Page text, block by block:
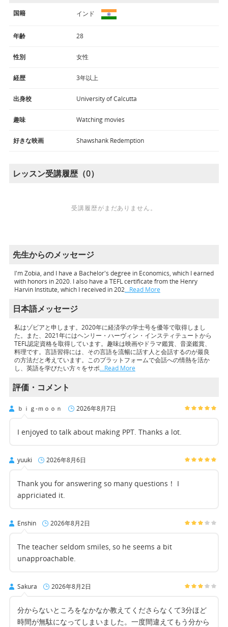
国籍 インド
年齢 28
性別 女性
経歴 3年以上
出身校 University of Calcutta
趣味 Watching movies
好きな映画 Shawshank Redemption
レッスン受講履歴（0）
受講履歴がまだありません。
先生からのメッセージ
I'm Zobia, and I have a Bachelor's degree in Economics, which I earned
with honors in 2020. I also have a TEFL certificate from the Henry
Harvin Institute, which I received in 202…Read More
日本語メッセージ
私はゾビアと申します。2020年に経済学の学士号を優等で取得しまし
た。また、2021年にはヘンリー・ハーヴィン・インスティテュートから
TEFL認定資格を取得しています。趣味は映画やドラマ鑑賞、音楽鑑賞、
料理です。言語習得には、その言語を流暢に話す人と会話するのが最良
の方法だと考えています。このプラットフォームで会話への情熱を活か
し、英語を学びたい方々をサポ…Read More
評価・コメント
ｂｉｇ-ｍｏｏｎ 2026年8月7日
I enjoyed to talk about making PPT. Thanks a lot.
yuuki 2026年8月6日
Thank you for answering so many questions！ I
appriciated it.
Enshin 2026年8月2日
The teacher seldom smiles, so he seems a bit
unapproachable.
Sakura 2026年8月2日
分からないところをなかなか教えてくださらなくて3分ほど
時間が無駄になってしまいました。一度間違えてもう分から